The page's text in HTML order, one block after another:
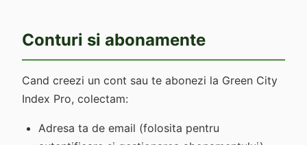
Conturi si abonamente
Cand creezi un cont sau te abonezi la Green City
Index Pro, colectam:
Adresa ta de email (folosita pentru